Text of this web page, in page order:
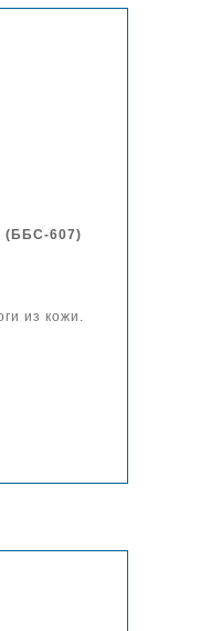
(ББС-607)
из кожи.